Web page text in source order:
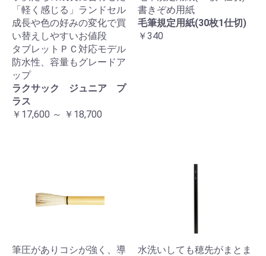
「軽く感じる」ランドセル
成長や色の好みの変化で買
い替えしやすいお値段
タブレットＰＣ対応モデル
防水性、容量もグレードア
ップ
ラクサック ジュニア プ
ラス
￥17,600 ～ ￥18,700
書きぞめ用紙
毛筆規定用紙(30枚1仕切)
￥340
筆圧がありコシが強く、導
水洗いしても穂先がまとま